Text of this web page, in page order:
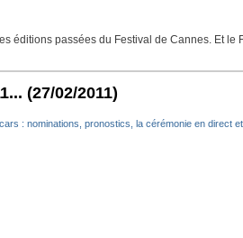
éditions passées du Festival de Cannes. Et
(27/02/2011)
: nominations, pronostics, la cérémonie en direct